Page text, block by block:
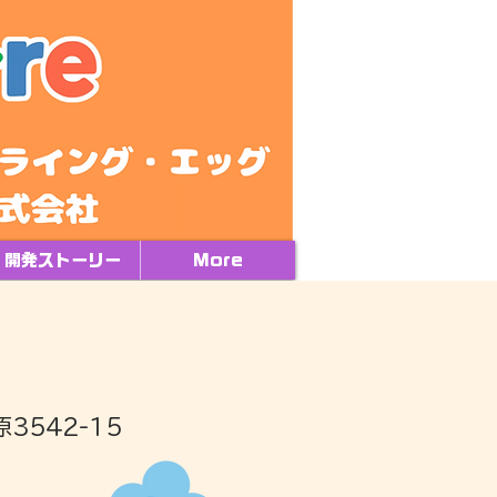
開発ストーリー More
原3542-15